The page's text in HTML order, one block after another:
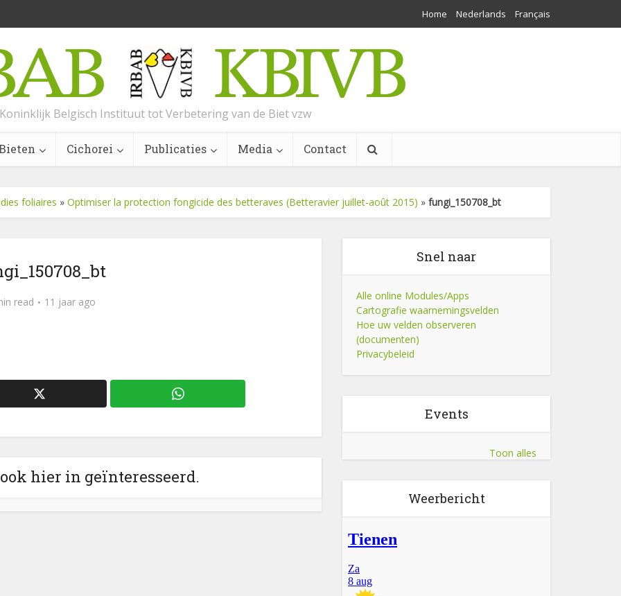
Home Nederlands Français
Koninklijk Belgisch Instituut tot Verbetering van de Biet vzw
Cichorei Publicaties Media Contact
foliaires » Optimiser la protection fongicide des betteraves (Betteravier juillet-août 2015) » fungi_150708_bt
read 11 jaar ago
hier in geïnteresseerd.
Snel naar
Alle online Modules/Apps
Cartografie waarnemingsvelden
Hoe uw velden observeren
(documenten)
Privacybeleid
Events
Toon alles
Weerbericht